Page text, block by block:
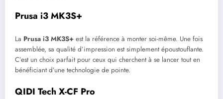
Prusa i3 MK3S+
La Prusa i3 MK3S+ est la référence à monter soi-même. Une fois
assemblée, sa qualité d’impression est simplement époustouflante.
C’est un choix parfait pour ceux qui cherchent à se lancer tout en
bénéficiant d’une technologie de pointe.
QIDI Tech X-CF Pro